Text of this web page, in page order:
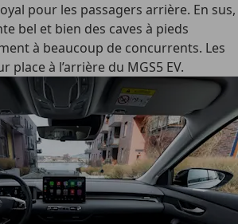
pour les passagers arrière. En sus,
bel et bien des caves à pieds
à beaucoup de concurrents. Les
place à l’arrière du MGS5 EV.